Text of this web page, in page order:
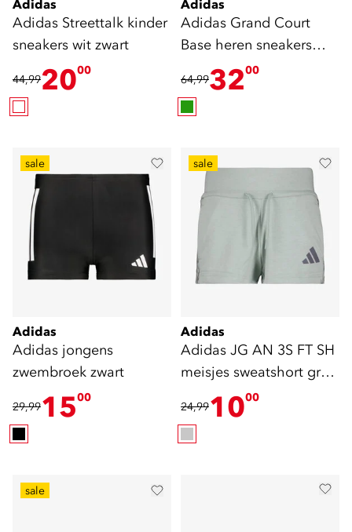
Adidas
Adidas Streettalk kinder
sneakers wit zwart
44,992000
Adidas
Adidas Grand Court
Base heren sneakers
groen
64,993200
sale
Adidas
Adidas jongens
zwembroek zwart
29,991500
sale
Adidas
Adidas JG AN 3S FT SH
meisjes sweatshort grijs
24,991000
sale